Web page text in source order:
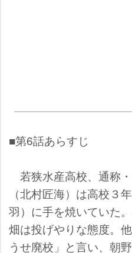
■第6話あらすじ
若狭水産高校、通称
（北村匠海）は高校３
羽）に手を焼いていた
畑は投げやりな態度。
うせ廃校」と言い、朝